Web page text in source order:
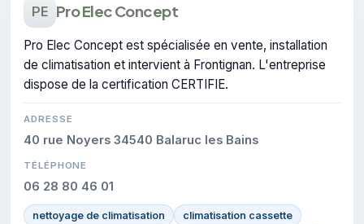
PE Pro Elec Concept
Pro Elec Concept est spécialisée en vente, installation
de climatisation et intervient à Frontignan. L'entreprise
dispose de la certification CERTIFIE.
ADRESSE
40 rue Noyers 34540 Balaruc les Bains
TÉLÉPHONE
06 28 80 46 01
nettoyage de climatisation
climatisation cassette